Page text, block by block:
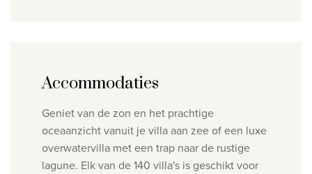
Accommodaties
Geniet van de zon en het prachtige
oceaanzicht vanuit je villa aan zee of een luxe
overwatervilla met een trap naar de rustige
lagune. Elk van de 140 villa's is geschikt voor